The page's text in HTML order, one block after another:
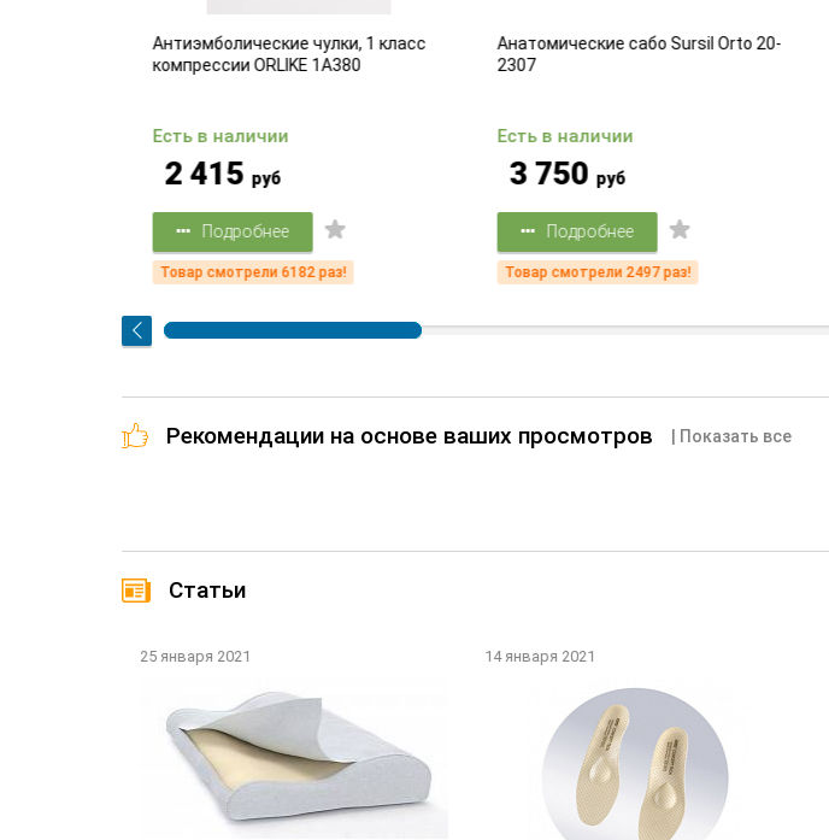
Антиэмболические чулки, 1 класс
компрессии ORLIKE 1A380
Есть в наличии
2 415 руб
Подробнее
Товар смотрели 6182 раз!
Анатомические сабо Sursil Orto 20-
2307
Есть в наличии
3 750 руб
Подробнее
Товар смотрели 2497 раз!
Рекомендации на основе ваших просмотров | Показать все
Статьи
25 января 2021 14 января 2021